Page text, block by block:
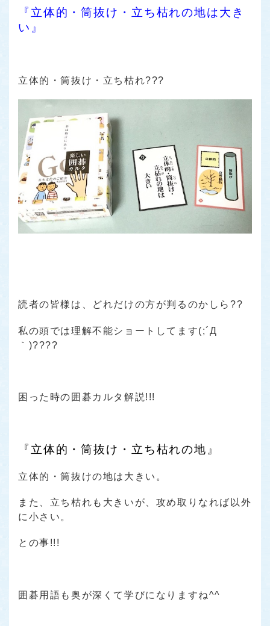
『立体的・筒抜け・立ち枯れの地は大き
い』
立体的・筒抜け・立ち枯れ???
読者の皆様は、どれだけの方が判るのかしら??
私の頭では理解不能ショートしてます(;´Д
｀)????
困った時の囲碁カルタ解説!!!
『立体的・筒抜け・立ち枯れの地』
立体的・筒抜けの地は大きい。
また、立ち枯れも大きいが、攻め取りなれば以外
に小さい。
との事!!!
囲碁用語も奥が深くて学びになりますね^^